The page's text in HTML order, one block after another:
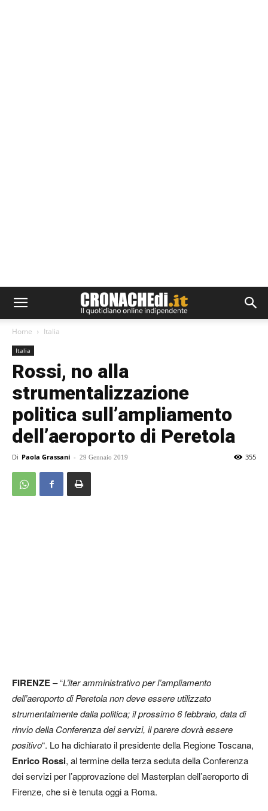
Home Italia
Italia
Rossi, no alla
strumentalizzazione
politica sull’ampliamento
dell’aeroporto di Peretola
Di Paola Grassani - 29 Gennaio 2019 355
FIRENZE– “L’iter amministrativo per l’ampliamento
dell’aeroporto di Peretola non deve essere utilizzato
strumentalmente dalla politica; il prossimo 6 febbraio, data di
rinvio della Conferenza dei servizi, il parere dovrà essere
positivo“. Lo ha dichiarato il presidente della Regione Toscana,
Enrico Rossi, al termine della terza seduta della Conferenza
dei servizi per l’approvazione del Masterplan dell’aeroporto di
Firenze, che si è tenuta oggi a Roma.